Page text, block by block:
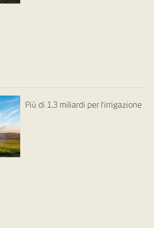
Più di 1,3 miliardi per l’irrigazione